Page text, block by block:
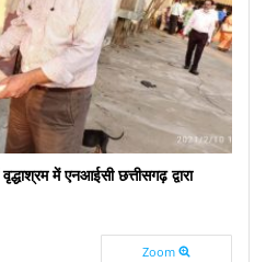
में एनआईसी छत्तीसगढ़ द्वारा
Zoom